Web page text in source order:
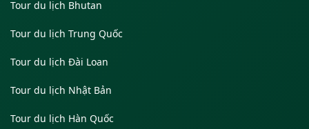
Tour du lịch Bhutan
Tour du lịch Trung Quốc
Tour du lịch Đài Loan
Tour du lịch Nhật Bản
Tour du lịch Hàn Quốc